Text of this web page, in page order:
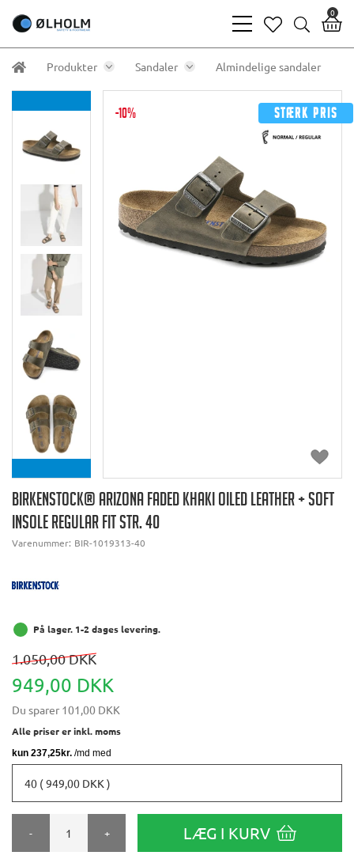
bars
light
heart
search
0
Produkter Sandaler Almindelige sandaler
-10% Stærk pris
BIRKENSTOCK® ARIZONA FADED KHAKI OILED LEATHER + SOFT
INSOLE REGULAR FIT STR. 40
Varenummer: BIR-1019313-40
På lager. 1-2 dages levering.
1.050,00 DKK
949,00 DKK
Du sparer 101,00 DKK
Alle priser er inkl. moms
40 ( 949,00 DKK )
- + LÆG I KURV